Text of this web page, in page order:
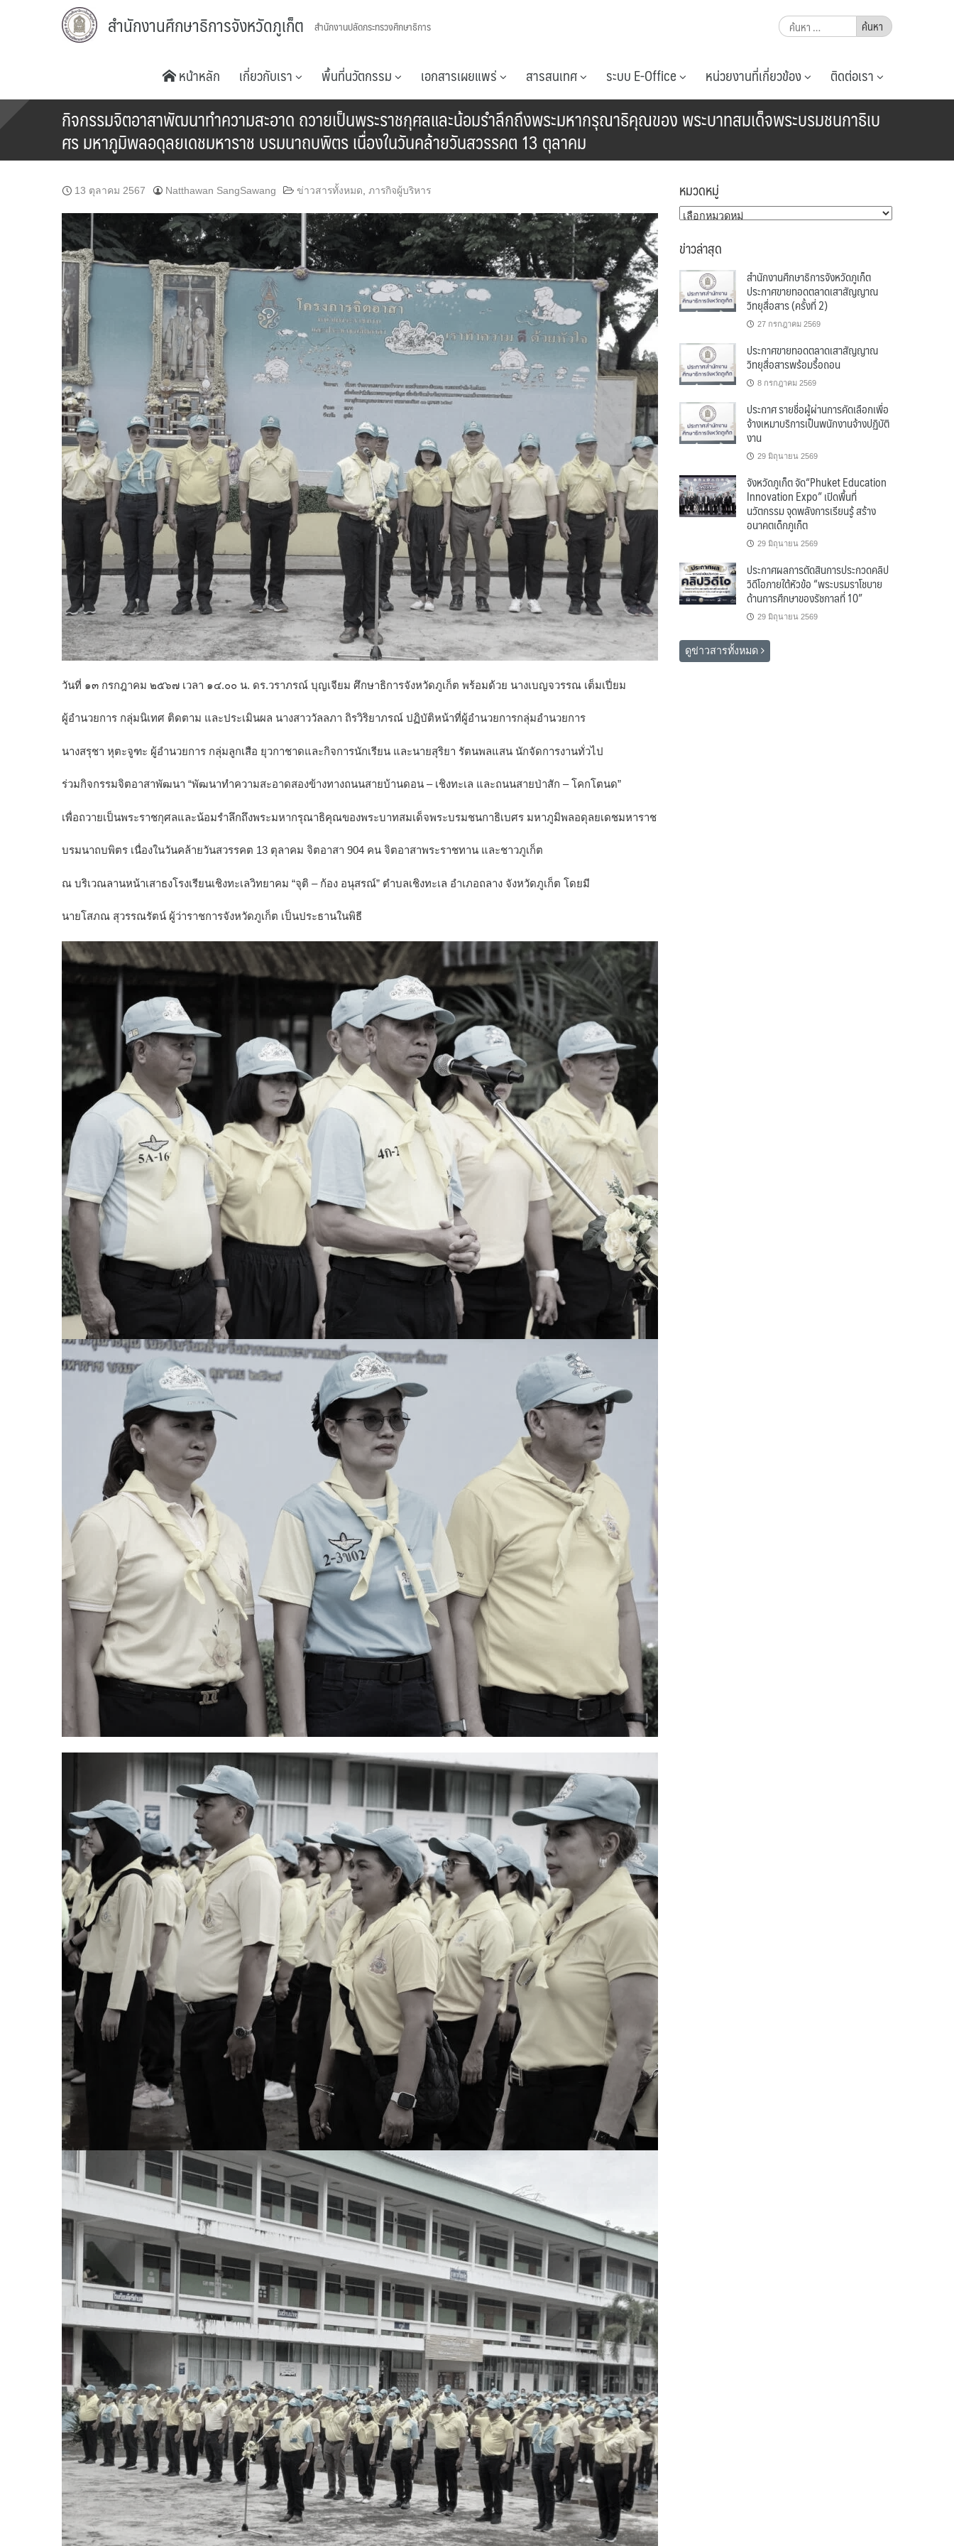
สำนักงานศึกษาธิการจังหวัดภูเก็ต สำนักงานปลัดกระทรวงศึกษาธิการ
ค้นหา
สำหรับ:
หน้าหลัก เกี่ยวกับเรา พื้นที่นวัตกรรม เอกสารเผยแพร่ สารสนเทศ ระบบ E-Office หน่วยงานที่เกี่ยวข้อง ติดต่อเรา
กิจกรรมจิตอาสาพัฒนาทำความสะอาด ถวายเป็นพระราชกุศลและน้อมรำลึกถึงพระมหากรุณาธิคุณของ พระบาทสมเด็จพระบรมชนกาธิเบ
ศร มหาภูมิพลอดุลยเดชมหาราช บรมนาถบพิตร เนื่องในวันคล้ายวันสวรรคต 13 ตุลาคม
13 ตุลาคม 2567 Natthawan SangSawang ข่าวสารทั้งหมด ภารกิจผู้บริหาร
วันที่ ๑๓ กรกฎาคม ๒๕๖๗ เวลา ๑๔.๐๐ น. ดร.วราภรณ์ บุญเจียม ศึกษาธิการจังหวัดภูเก็ต พร้อมด้วย นางเบญจวรรณ เต็มเปี่ยม
ผู้อำนวยการ กลุ่มนิเทศ ติดตาม และประเมินผล นางสาววัลลภา ถิรวิริยาภรณ์ ปฏิบัติหน้าที่ผู้อำนวยการกลุ่มอำนวยการ
นางสรุชา หุตะจูฑะ ผู้อำนวยการ กลุ่มลูกเสือ ยุวกาชาดและกิจการนักเรียน และนายสุริยา รัตนพลแสน นักจัดการงานทั่วไป
ร่วมกิจกรรมจิตอาสาพัฒนา “พัฒนาทำความสะอาดสองข้างทางถนนสายบ้านดอน – เชิงทะเล และถนนสายป่าสัก – โคกโตนด”
เพื่อถวายเป็นพระราชกุศลและน้อมรำลึกถึงพระมหากรุณาธิคุณของพระบาทสมเด็จพระบรมชนกาธิเบศร มหาภูมิพลอดุลยเดชมหาราช
บรมนาถบพิตร เนื่องในวันคล้ายวันสวรรคต 13 ตุลาคม จิตอาสา 904 คน จิตอาสาพระราชทาน และชาวภูเก็ต
ณ บริเวณลานหน้าเสาธงโรงเรียนเชิงทะเลวิทยาคม “จุติ – ก้อง อนุสรณ์” ตำบลเชิงทะเล อำเภอถลาง จังหวัดภูเก็ต โดยมี
นายโสภณ สุวรรณรัตน์ ผู้ว่าราชการจังหวัดภูเก็ต เป็นประธานในพิธี
หมวดหมู่
หมวด
ข่าวล่าสุด
สำนักงานศึกษาธิการจังหวัดภูเก็ต
ประกาศขายทอดตลาดเสาสัญญาณ
วิทยุสื่อสาร (ครั้งที่ 2)
27 กรกฎาคม 2569
ประกาศขายทอดตลาดเสาสัญญาณ
วิทยุสื่อสารพร้อมรื้อถอน
8 กรกฎาคม 2569
ประกาศ รายชื่อผู้ผ่านการคัดเลือกเพื่อ
จ้างเหมาบริการเป็นพนักงานจ้างปฏิบัติ
งาน
29 มิถุนายน 2569
จังหวัดภูเก็ต จัด“Phuket Education
Innovation Expo” เปิดพื้นที่
นวัตกรรม จุดพลังการเรียนรู้ สร้าง
อนาคตเด็กภูเก็ต
29 มิถุนายน 2569
ประกาศผลการตัดสินการประกวดคลิป
วิดีโอภายใต้หัวข้อ “พระบรมราโชบาย
ด้านการศึกษาของรัชกาลที่ 10”
29 มิถุนายน 2569
ดูข่าวสารทั้งหมด